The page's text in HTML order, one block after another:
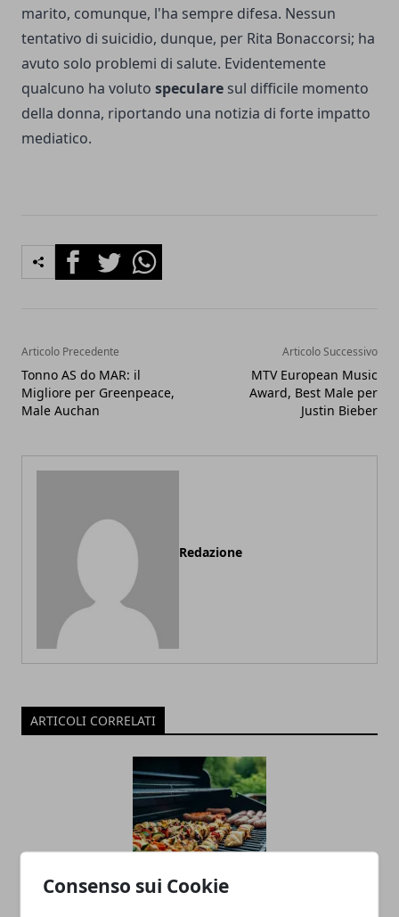
Consenso sui Cookie
marito, comunque, l'ha sempre difesa. Nessun
tentativo di suicidio, dunque, per Rita Bonaccorsi; ha
avuto solo problemi di salute. Evidentemente
qualcuno ha voluto speculare sul difficile momento
della donna, riportando una notizia di forte impatto
mediatico.
FacebookTwitterWhatsapp
Articolo Precedente
Tonno AS do MAR: il
Migliore per Greenpeace,
Male Auchan
Articolo Successivo
MTV European Music
Award, Best Male per
Justin Bieber
Redazione
ARTICOLI CORRELATI